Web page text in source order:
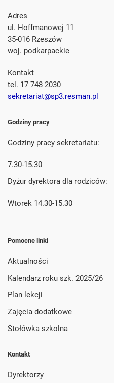
Adres
ul. Hoffmanowej 11
35-016 Rzeszów
woj. podkarpackie
Kontakt
tel. 17 748 2030
sekretariat@sp3.resman.pl
Godziny pracy
Godziny pracy sekretariatu:
7.30-15.30
Dyżur dyrektora dla rodziców:
Wtorek 14.30-15.30
Pomocne linki
Aktualności
Kalendarz roku szk. 2025/26
Plan lekcji
Zajęcia dodatkowe
Stołówka szkolna
Kontakt
Dyrektorzy